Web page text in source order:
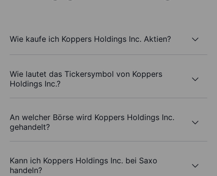
Wie kaufe ich Koppers Holdings Inc. Aktien?
Wie lautet das Tickersymbol von Koppers
Holdings Inc.?
An welcher Börse wird Koppers Holdings Inc.
gehandelt?
Kann ich Koppers Holdings Inc. bei Saxo
handeln?